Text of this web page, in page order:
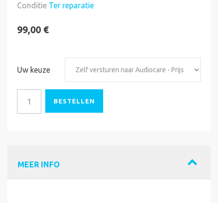
Conditie Ter reparatie
99,00 €
Uw keuze
BESTELLEN
MEER INFO